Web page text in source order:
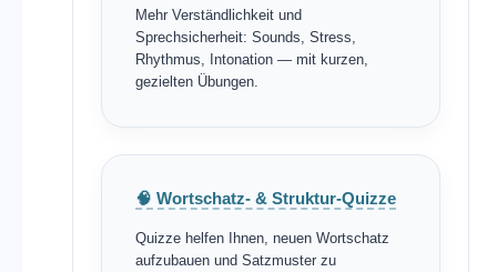
Mehr Verständlichkeit und
Sprechsicherheit: Sounds, Stress,
Rhythmus, Intonation — mit kurzen,
gezielten Übungen.
🧠 Wortschatz- & Struktur-Quizze
Quizze helfen Ihnen, neuen Wortschatz
aufzubauen und Satzmuster zu